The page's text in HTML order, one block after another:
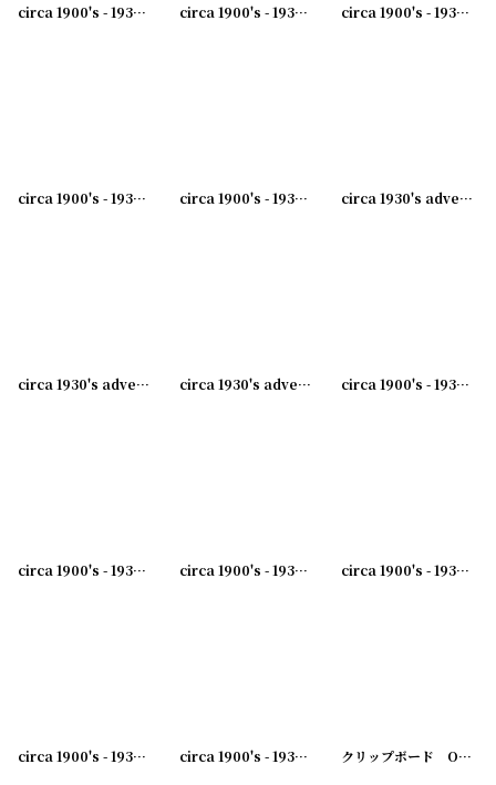
circa 1900's - 1930's Advertising Clip CANVAS PRODUCTS CO...アドバタイジング クリップ circa 1900's - 1930's Advertising Clip KIMCO...アドバタイジング クリップ circa 1900's - 1930's Advertising Clip WM.J.BLAICH...アドバタイジング クリップ
circa 1900's - 1930's Advertising Clip WM.J.BLAICH...アドバタイジング クリップ circa 1900's - 1930's Advertising Clip DIAMOND EDGE IS A ...アドバタイジング クリップ circa 1930's advertising clip GREAT SEAL
circa 1930's advertising clip O'NEIL ENGINEERING CO. DALLAS,TEXAS circa 1930's advertising clip SUNSHINE BISCUIT circa 1900's - 1930's Advertising Clip DINE AT..
circa 1900's - 1930's Advertising Clip H.C.KIONKA&CO... [231003-11
circa 1900's - 1930's Advertising Clip BELNAP... circa 1900's - 1930's Advertising Clip WALL PAPERS PAINT... アドバタイジング クリップ
circa 1900's - 1930's Advertising Clip ENDROLL SALES & SERVICE...アドバタイジング クリップ circa 1900's - 1930's Advertising Clip FRANK FEHR...アドバタイジング クリップ クリップボード OFFICE SPECIALTY MFG.CO. ROCHESTER,N.Y. SHANNON'S PAT.JULY,29,79